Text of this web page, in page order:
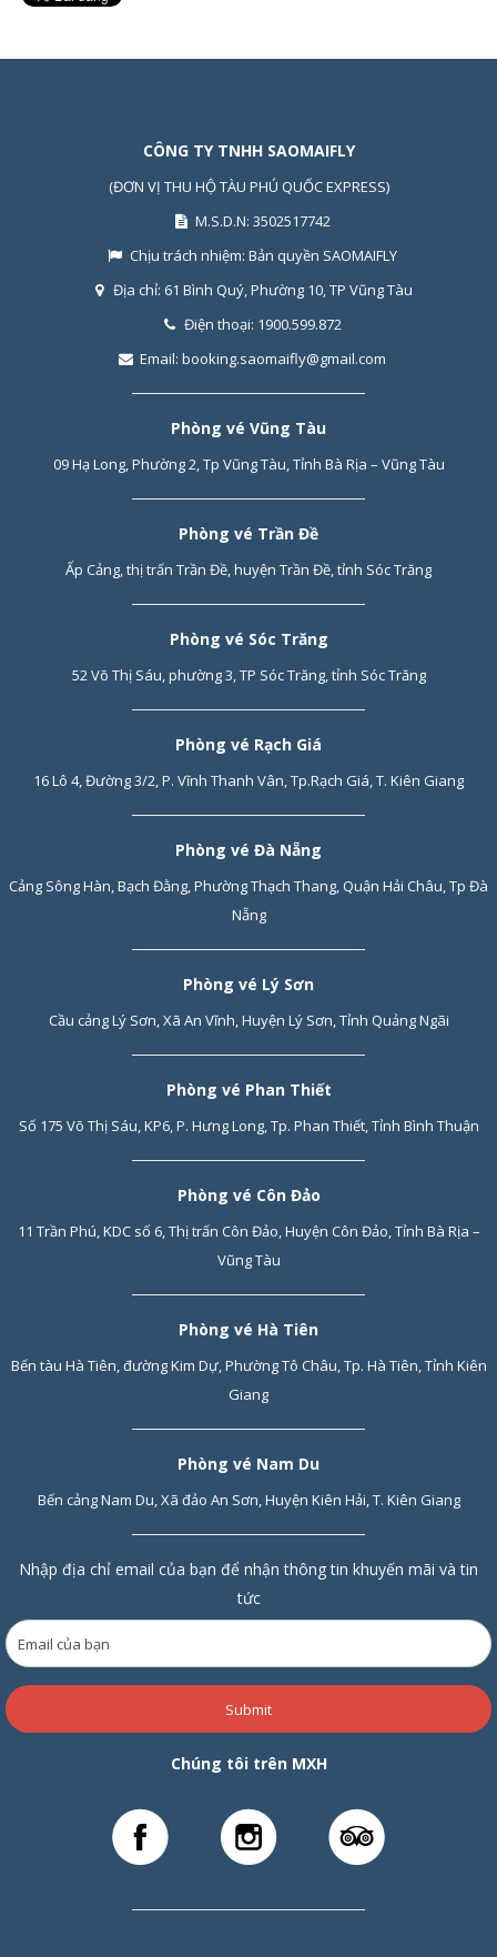
CÔNG TY TNHH SAOMAIFLY
(ĐƠN VỊ THU HỘ TÀU PHÚ QUỐC EXPRESS)
M.S.D.N: 3502517742
Chịu trách nhiệm: Bản quyền SAOMAIFLY
Địa chỉ: 61 Bình Quý, Phường 10, TP Vũng Tàu
Điện thoại: 1900.599.872
Email: booking.saomaifly@gmail.com
Phòng vé Vũng Tàu
09 Hạ Long, Phường 2, Tp Vũng Tàu, Tỉnh Bà Rịa – Vũng Tàu
Phòng vé Trần Đề
Ấp Cảng, thị trấn Trần Đề, huyện Trần Đề, tỉnh Sóc Trăng
Phòng vé Sóc Trăng
52 Võ Thị Sáu, phường 3, TP Sóc Trăng, tỉnh Sóc Trăng
Phòng vé Rạch Giá
16 Lô 4, Đường 3/2, P. Vĩnh Thanh Vân, Tp.Rạch Giá, T. Kiên Giang
Phòng vé Đà Nẵng
Cảng Sông Hàn, Bạch Đằng, Phường Thạch Thang, Quận Hải Châu, Tp Đà
Nẵng
Phòng vé Lý Sơn
Cầu cảng Lý Sơn, Xã An Vĩnh, Huyện Lý Sơn, Tỉnh Quảng Ngãi
Phòng vé Phan Thiết
Số 175 Võ Thị Sáu, KP6, P. Hưng Long, Tp. Phan Thiết, Tỉnh Bình Thuận
Phòng vé Côn Đảo
11 Trần Phú, KDC số 6, Thị trấn Côn Đảo, Huyện Côn Đảo, Tỉnh Bà Rịa –
Vũng Tàu
Phòng vé Hà Tiên
Bến tàu Hà Tiên, đường Kim Dự, Phường Tô Châu, Tp. Hà Tiên, Tỉnh Kiên
Giang
Phòng vé Nam Du
Bến cảng Nam Du, Xã đảo An Sơn, Huyện Kiên Hải, T. Kiên Giang
Nhập địa chỉ email của bạn để nhận thông tin khuyến mãi và tin
tức
Submit
Chúng tôi trên MXH